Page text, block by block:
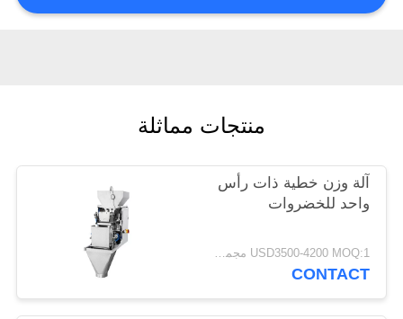
خريطة
منتجات مماثلة
آلة وزن خطية ذات رأس
واحد للخضروات
USD3500-4200 MOQ:1 مجموعة
CONTACT